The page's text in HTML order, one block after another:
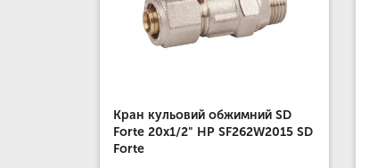
Кран кульовий обжимний SD
Forte 20х1/2" НР SF262W2015 SD
Forte